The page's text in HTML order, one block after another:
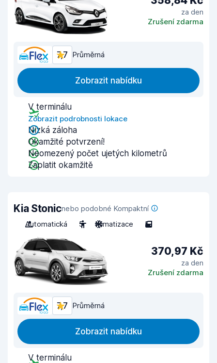
za den
Zrušení zdarma
7,7 Průměrná
Zobrazit nabídku
V terminálu
Zobrazit podrobnosti lokace
Nízká záloha
Okamžité potvrzení!
Neomezený počet ujetých kilometrů
Zaplatit okamžitě
Kia Stonicnebo podobné Kompaktní
Automatická
5 Klimatizace 5
370,97 Kč
za den
Zrušení zdarma
7,7 Průměrná
Zobrazit nabídku
V terminálu